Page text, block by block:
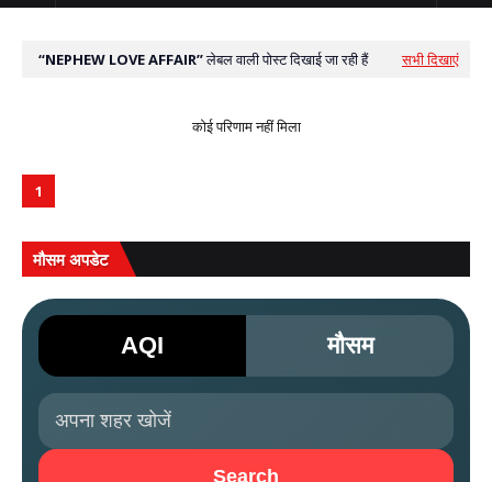
NEPHEW LOVE AFFAIR लेबल वाली पोस्ट दिखाई जा रही हैं सभी दिखाएं
कोई परिणाम नहीं मिला
1
मौसम अपडेट
AQI मौसम
Search